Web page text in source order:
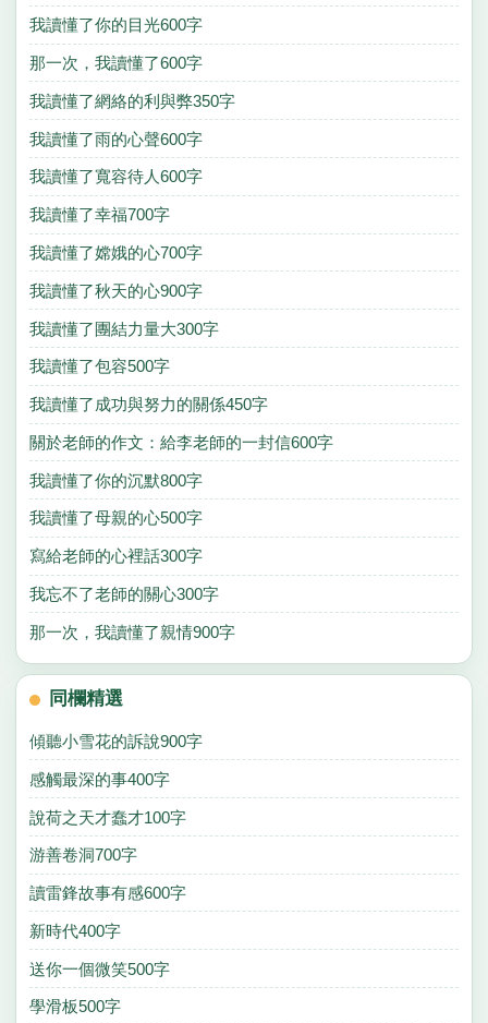
我讀懂了你的目光600字
那一次，我讀懂了600字
我讀懂了網絡的利與弊350字
我讀懂了雨的心聲600字
我讀懂了寬容待人600字
我讀懂了幸福700字
我讀懂了嫦娥的心700字
我讀懂了秋天的心900字
我讀懂了團結力量大300字
我讀懂了包容500字
我讀懂了成功與努力的關係450字
關於老師的作文：給李老師的一封信600字
我讀懂了你的沉默800字
我讀懂了母親的心500字
寫給老師的心裡話300字
我忘不了老師的關心300字
那一次，我讀懂了親情900字
同欄精選
傾聽小雪花的訴說900字
感觸最深的事400字
說荷之天才蠢才100字
游善卷洞700字
讀雷鋒故事有感600字
新時代400字
送你一個微笑500字
學滑板500字